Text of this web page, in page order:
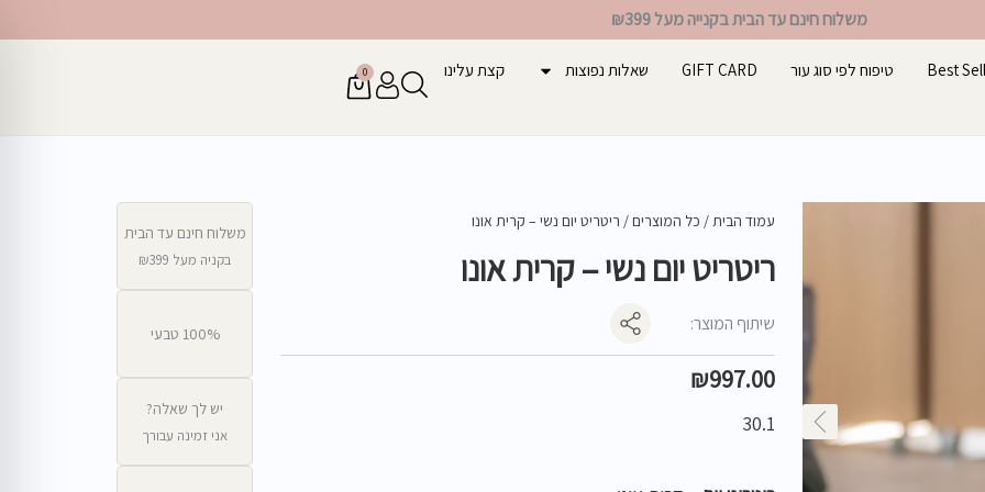
משלוח חינם עד הבית בקנייה מעל ₪399
Best טיפוח לפי סוג עור GIFT CARD שאלות נפוצות קצת עלינו 0
עגלת
קניות
עמוד הבית/ כל המוצרים/ ריטריט יום נשי – קרית אונו
ריטריט יום נשי – קרית אונו
שיתוף המוצר:
₪997.00
30.1
משלוח חינם עד הבית
בקניה מעל ₪399
100% טבעי
יש לך שאלה?
אני זמינה עבורך